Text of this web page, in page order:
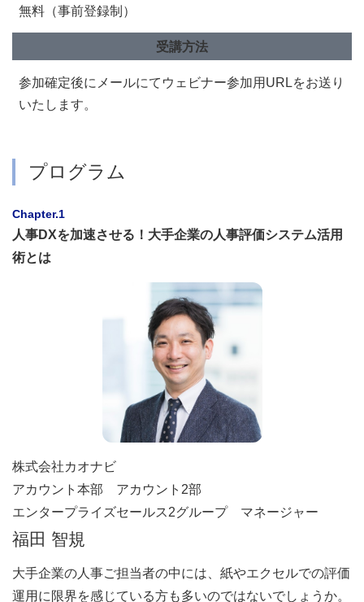
無料（事前登録制）
受講方法
参加確定後にメールにてウェビナー参加用URLをお送り
いたします。
プログラム
Chapter.1
人事DXを加速させる！大手企業の人事評価システム活用
術とは
株式会社カオナビ
アカウント本部 アカウント2部
エンタープライズセールス2グループ マネージャー
福田 智規
大手企業の人事ご担当者の中には、紙やエクセルでの評価
運用に限界を感じている方も多いのではないでしょうか。